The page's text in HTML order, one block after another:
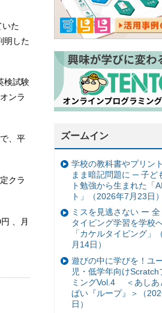
いた
明した
検試験
ンラ
、平
クラ
、⽉
ズームイン
学校の教科書やプリン
まま暗記問題に ─ 子ど
ト勉強から生まれた「
ト」（2026年7月23日）
ミスを見逃さない ー
タイピング学習を学校
「カケルタイピング」
月14日）
遊びの中に学びを！ユ
児・低学年向けScratch
ミングVol.4 ＜あしあ
ぱい『ループ』＞（
日）